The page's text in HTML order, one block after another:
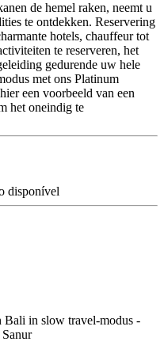
de hemel raken, neemt u
te ontdekken. Reservering
hotels, chauffeur tot
te reserveren, het
gedurende uw hele
met ons Platinum
een voorbeeld van een
het oneindig te
disponível